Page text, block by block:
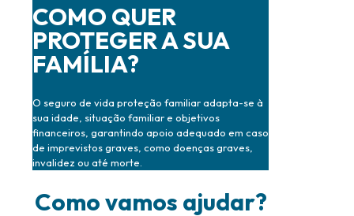
COMO QUER
PROTEGER A SUA
FAMÍLIA?
O seguro de vida proteção familiar adapta-se à
sua idade, situação familiar e objetivos
financeiros, garantindo apoio adequado em caso
de imprevistos graves, como doenças graves,
invalidez ou até morte.
Como vamos ajudar?